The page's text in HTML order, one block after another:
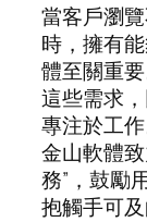
當客戶瀏
時，擁有
體至關重
這些需求
專注於工
金山軟體
務”，鼓勵
抱觸手可及